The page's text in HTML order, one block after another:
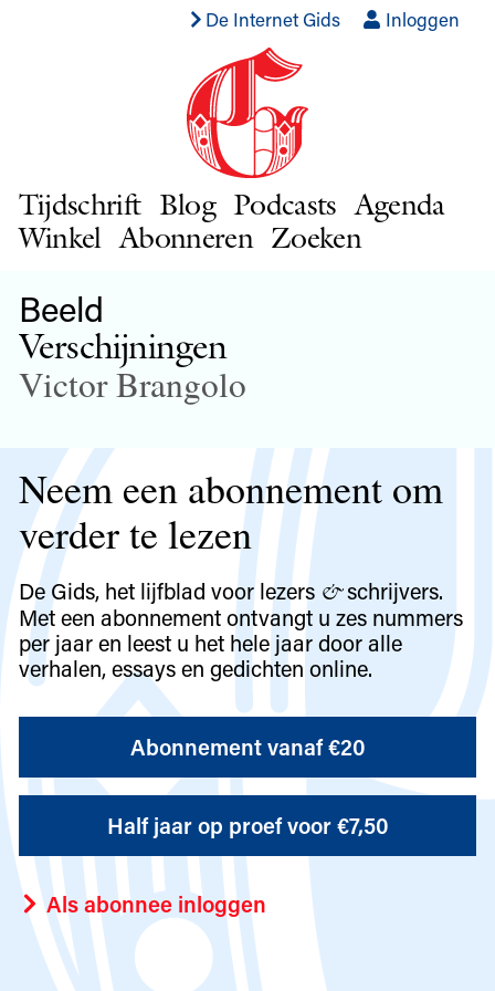
De Internet Gids Inloggen
Tijdschrift Blog Podcasts Agenda
Winkel Abonneren Zoeken
Beeld
Verschijningen
Victor Brangolo
Neem een abonnement om
verder te lezen
De Gids, het lijfblad voor lezers &schrijvers.
Met een abonnement ontvangt u zes nummers
per jaar en leest u het hele jaar door alle
verhalen, essays en gedichten online.
Abonnement vanaf €20
Half jaar op proef voor €7,50
Als abonnee inloggen